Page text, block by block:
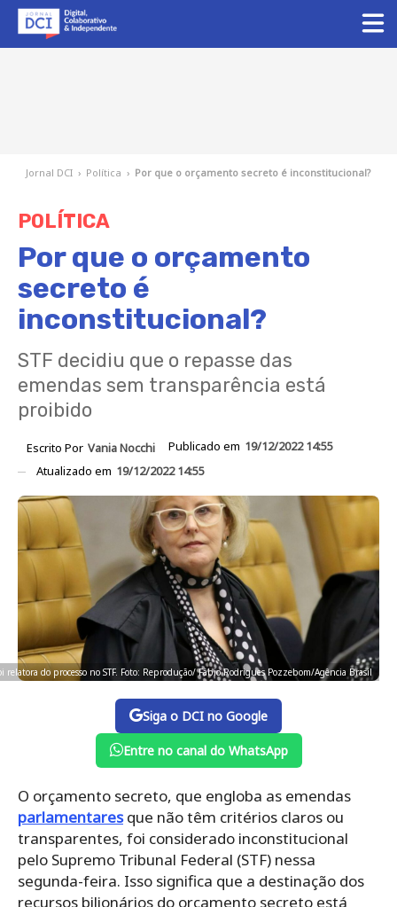
Jornal DCI › Política › Por que o orçamento secreto é inconstitucional?
POLÍTICA
Por que o orçamento
secreto é
inconstitucional?
STF decidiu que o repasse das
emendas sem transparência está
proibido
Escrito Por Vania Nocchi Publicado em 19/12/2022 14:55
Atualizado em 19/12/2022 14:55
relatora do processo no STF. Foto: Reprodução/ Fábio Rodrigues Pozzebom/Agência Brasil
Siga o DCI no Google
Entre no canal do WhatsApp
O orçamento secreto, que engloba as emendas
parlamentaresque não têm critérios claros ou
transparentes, foi considerado inconstitucional
pelo Supremo Tribunal Federal (STF) nessa
segunda-feira. Isso significa que a destinação dos
recursos bilionários do orçamento secreto está